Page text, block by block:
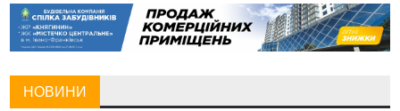
НОВИНИ